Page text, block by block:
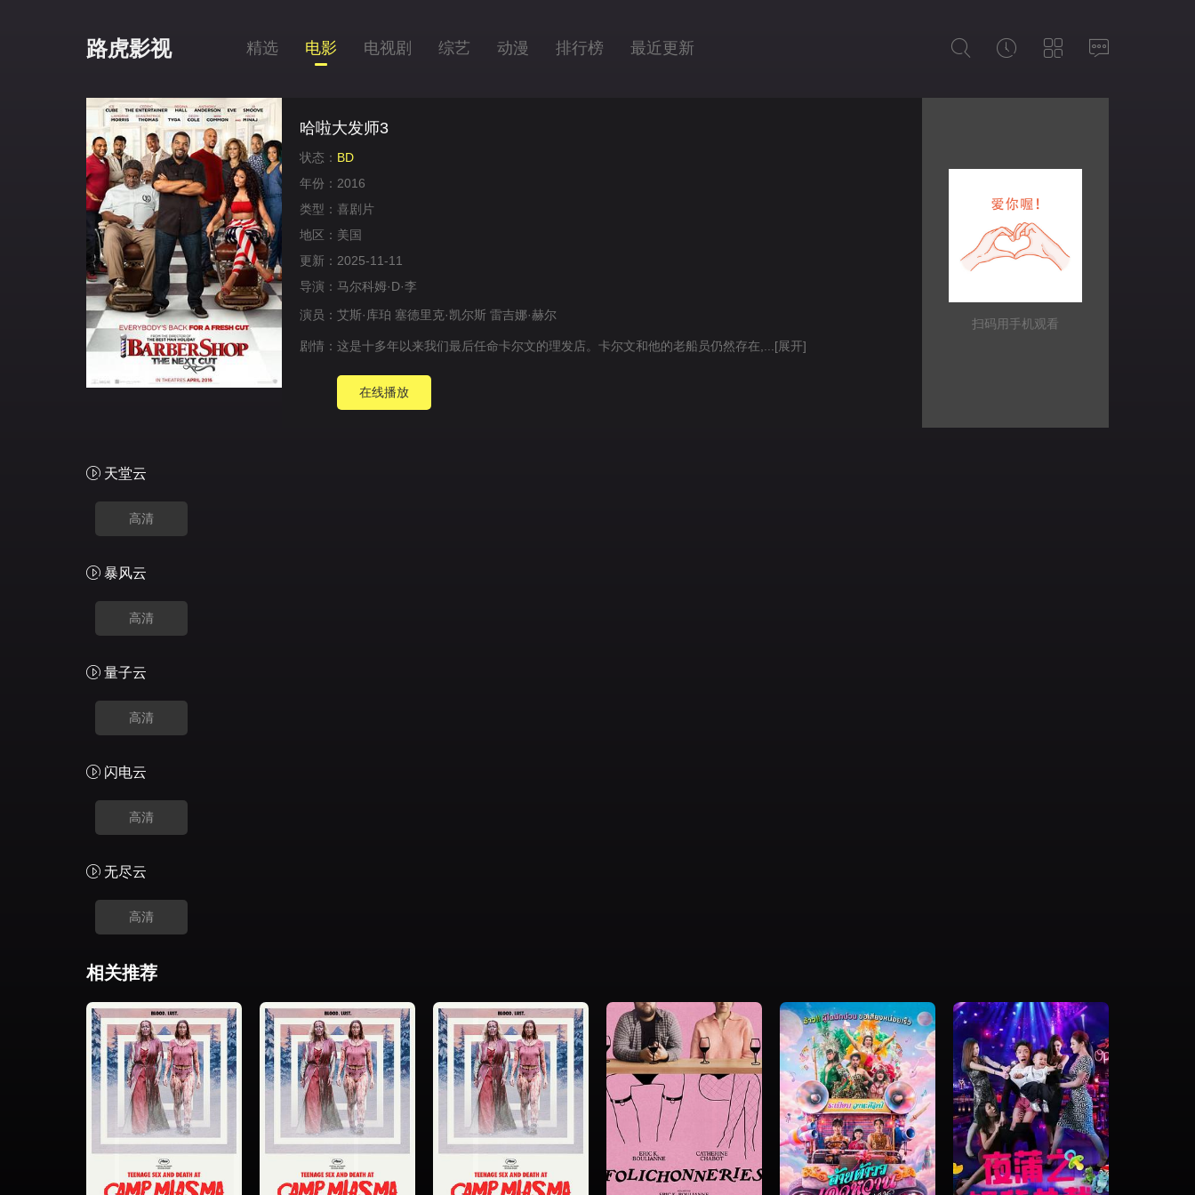
路虎影视 精选 电影 电视剧 综艺 动漫 排行榜 最近更新
哈啦大发师3
状态： BD
年份： 2016
类型： 喜剧片
地区： 美国
更新： 2025-11-11
导演： 马尔科姆·D·李
演员： 艾斯·库珀 塞德里克·凯尔斯 雷吉娜·赫尔
剧情： 这是十多年以来我们最后任命卡尔文的理发店。卡尔文和他的老船员仍然存在,... [展开]
在线播放
扫码用手机观看
天堂云
高清
暴风云
高清
量子云
高清
闪电云
高清
无尽云
高清
相关推荐